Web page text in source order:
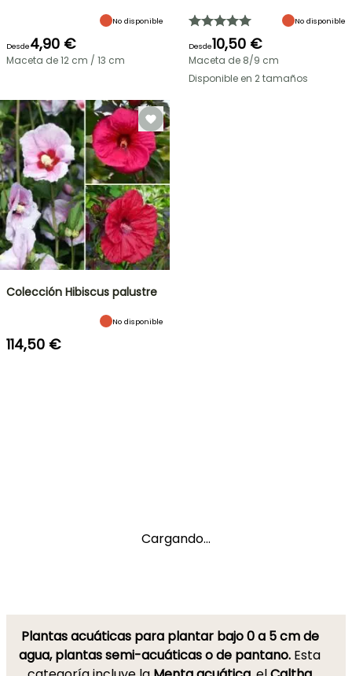
No disponible
Desde4,90 €
Maceta de 12 cm / 13 cm
No disponible
Desde10,50 €
Maceta de 8/9 cm
Disponible en 2 tamaños
Colección Hibiscus palustre
No disponible
114,50 €
Cargando...
Plantas acuáticas para plantar bajo 0 a 5 cm de
agua, plantas semi-acuáticas o de pantano. Esta